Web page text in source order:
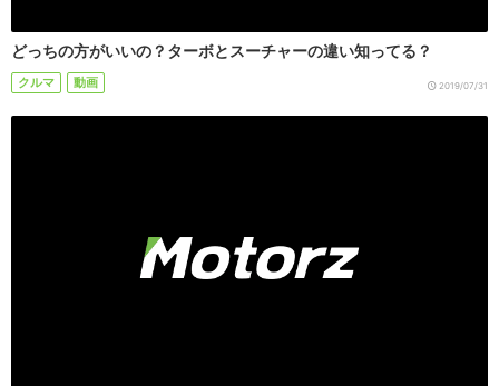
どっちの方がいいの？ターボとスーチャーの違い知ってる？
クルマ 動画 2019/07/31